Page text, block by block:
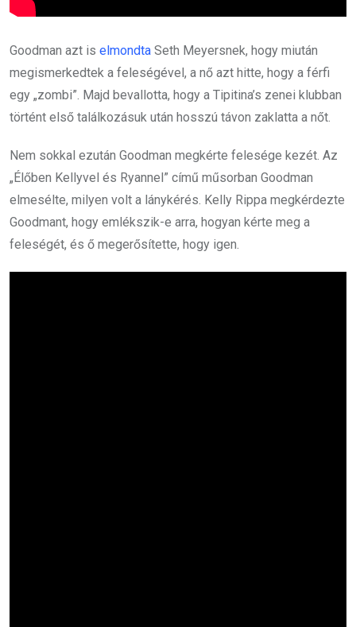
Goodman azt is elmondta Seth Meyersnek, hogy miután
megismerkedtek a feleségével, a nő azt hitte, hogy a férfi
egy „zombi”. Majd bevallotta, hogy a Tipitina’s zenei klubban
történt első találkozásuk után hosszú távon zaklatta a nőt.
Nem sokkal ezután Goodman megkérte felesége kezét. Az
„Élőben Kellyvel és Ryannel” című műsorban Goodman
elmesélte, milyen volt a lánykérés. Kelly Rippa megkérdezte
Goodmant, hogy emlékszik-e arra, hogyan kérte meg a
feleségét, és ő megerősítette, hogy igen.